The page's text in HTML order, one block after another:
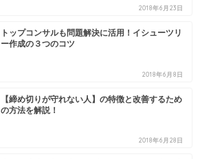
2018年6月23日
トップコンサルも問題解決に活用！イシューツリ
ー作成の３つのコツ
2018年6月8日
【締め切りが守れない人】の特徴と改善するため
の方法を解説！
2018年6月28日